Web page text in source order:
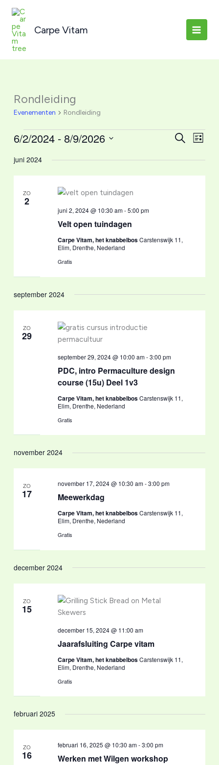
naar
inhoud
Carpe Vitam
Rondleiding
Evenementen Rondleiding
Evenementen
en
Zoeken
Lijst
6/2/2024 - 8/9/2026
een
datum.
juni 2024
ZO
2
Velt open tuindagen
juni 2, 2024 @ 10:30 am-5:00 pm
Carpe Vitam, het knabbelbosCarstenswijk 11,
Elim, Drenthe, Nederland
Gratis
september 2024
ZO
29
PDC, intro Permaculture design
course (15u) Deel 1v3
september 29, 2024 @ 10:00 am-3:00 pm
Carpe Vitam, het knabbelbosCarstenswijk 11,
Elim, Drenthe, Nederland
Gratis
november 2024
ZO
17 Meewerkdag
november 17, 2024 @ 10:30 am-3:00 pm
Carpe Vitam, het knabbelbosCarstenswijk 11,
Elim, Drenthe, Nederland
Gratis
december 2024
ZO
15
Jaarafsluiting Carpe vitam
december 15, 2024 @ 11:00 am
Carpe Vitam, het knabbelbosCarstenswijk 11,
Elim, Drenthe, Nederland
Gratis
februari 2025
ZO
16 Werken met Wilgen workshop
februari 16, 2025 @ 10:30 am-3:00 pm